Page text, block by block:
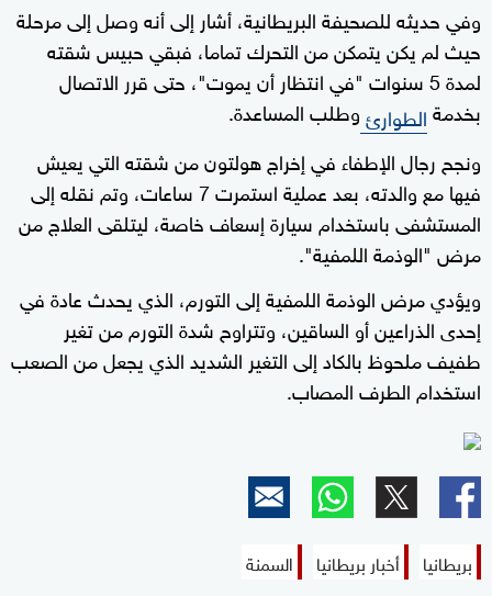
وفي حديثه للصحيفة البريطانية، أشار إلى أنه وصل إلى مرحلة
حيث لم يكن يتمكن من التحرك تماما، فبقي حبيس شقته
لمدة 5 سنوات "في انتظار أن يموت"، حتى قرر الاتصال
بخدمةالطوارئوطلب المساعدة.
ونجح رجال الإطفاء في إخراج هولتون من شقته التي يعيش
فيها مع والدته، بعد عملية استمرت 7 ساعات، وتم نقله إلى
المستشفى باستخدام سيارة إسعاف خاصة، ليتلقى العلاج من
مرض "الوذمة اللمفية".
ويؤدي مرض الوذمة اللمفية إلى التورم، الذي يحدث عادة في
إحدى الذراعين أو الساقين، وتتراوح شدة التورم من تغير
طفيف ملحوظ بالكاد إلى التغير الشديد الذي يجعل من الصعب
استخدام الطرف المصاب.
بريطانيا أخبار بريطانيا السمنة